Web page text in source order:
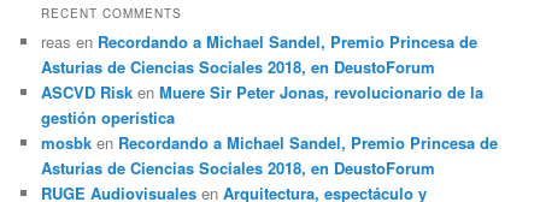
RECENT COMMENTS
reas en Recordando a Michael Sandel, Premio Princesa de
Asturias de Ciencias Sociales 2018, en DeustoForum
ASCVD Risk enMuere Sir Peter Jonas, revolucionario de la
gestión operística
mosbk en Recordando a Michael Sandel, Premio Princesa de
Asturias de Ciencias Sociales 2018, en DeustoForum
RUGE Audiovisuales enArquitectura, espectáculo y